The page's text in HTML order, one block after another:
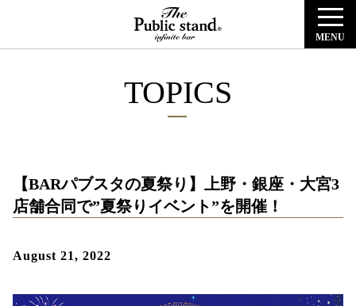
MENU
TOPICS
【BARパブスタの夏祭り】上野・銀座・大宮3
店舗合同で”夏祭りイベント”を開催！
August 21, 2022